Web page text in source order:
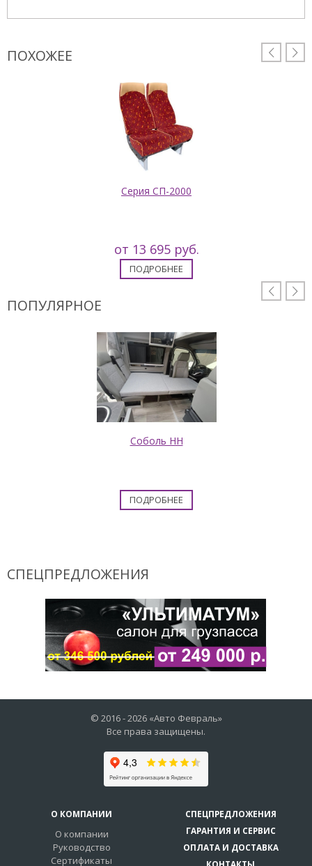
 
ПОХОЖЕЕ
Серия СП-2000
от 13 695 руб.
ПОДРОБНЕЕ
 
ПОПУЛЯРНОЕ
Соболь НН
ПОДРОБНЕЕ
СПЕЦПРЕДЛОЖЕНИЯ
© 2016 -2026 «Авто Февраль»
Все права защищены.
О КОМПАНИИ
О компании
Руководство
Сертификаты
СПЕЦПРЕДЛОЖЕНИЯ
ГАРАНТИЯ И СЕРВИС
ОПЛАТА И ДОСТАВКА